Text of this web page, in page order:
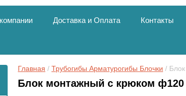
Доставка и Оплата Контакты
Главная / Трубогибы Арматурогибы Блочки /
Блок монтажный с крюком